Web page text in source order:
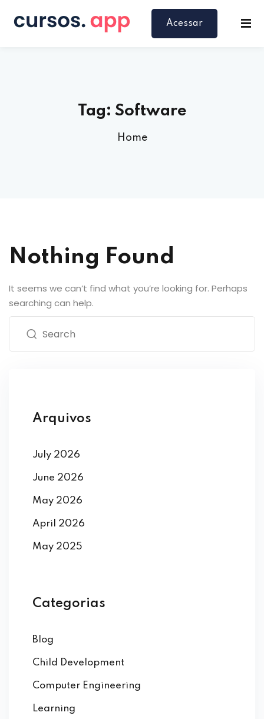
Acessar
Tag: Software
Home
Nothing Found
It seems we can’t find what you’re looking for. Perhaps
searching can help.
Arquivos
July 2026
June 2026
May 2026
April 2026
May 2025
Categorias
Blog
Child Development
Computer Engineering
Learning